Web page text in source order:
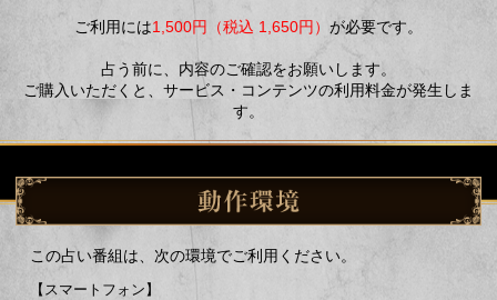
ご利用には1,500円（税込 1,650円） が必要です。
占う前に、内容のご確認をお願いします。
ご購入いただくと、サービス・コンテンツの利用料金が発生しま
す。
この占い番組は、次の環境でご利用ください。
【スマートフォン】